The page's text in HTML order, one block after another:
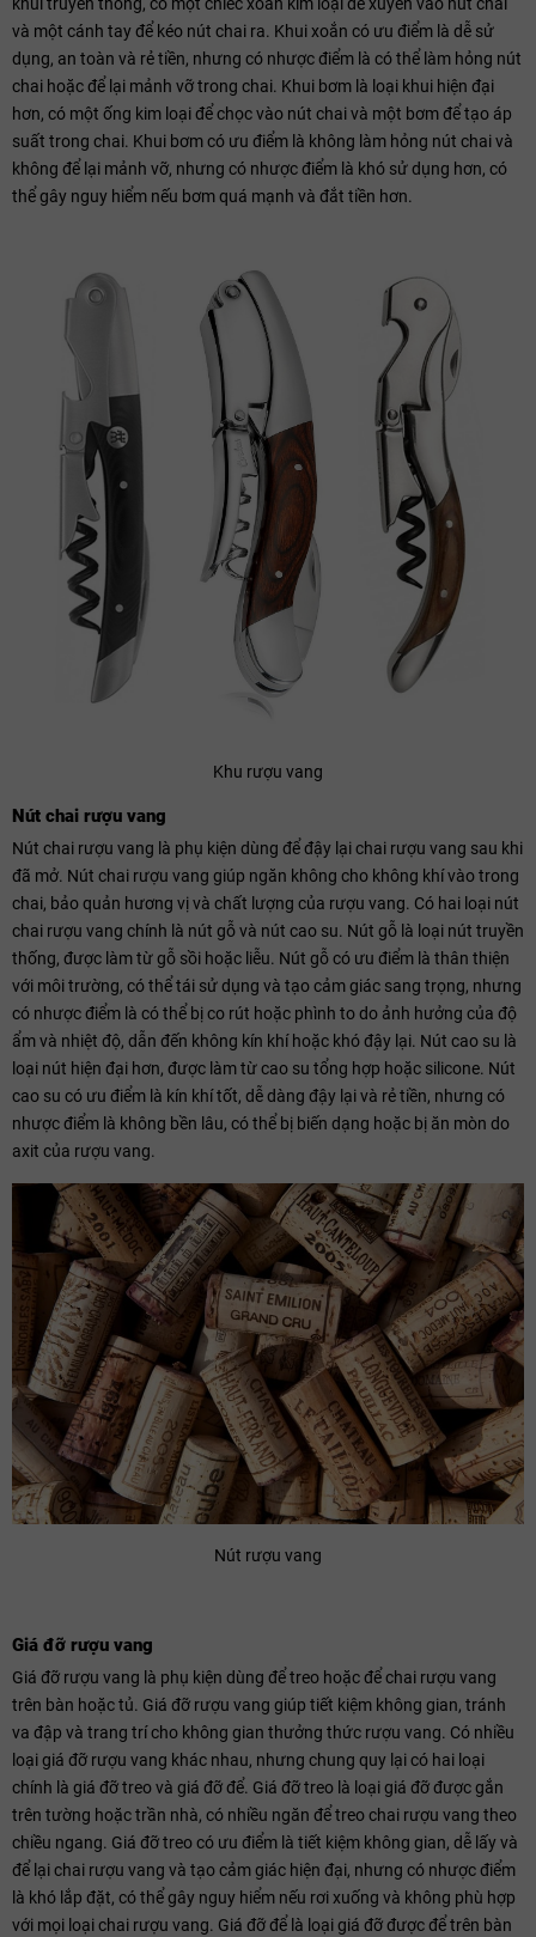
và một cánh tay để kéo nút chai ra. Khui xoắn có ưu điểm là dễ sử
dụng, an toàn và rẻ tiền, nhưng có nhược điểm là có thể làm hỏng nút
chai hoặc để lại mảnh vỡ trong chai. Khui bơm là loại khui hiện đại
hơn, có một ống kim loại để chọc vào nút chai và một bơm để tạo áp
suất trong chai. Khui bơm có ưu điểm là không làm hỏng nút chai và
không để lại mảnh vỡ, nhưng có nhược điểm là khó sử dụng hơn, có
thể gây nguy hiểm nếu bơm quá mạnh và đắt tiền hơn.
Khu rượu vang
Nút chai rượu vang
Nút chai rượu vang là phụ kiện dùng để đậy lại chai rượu vang sau khi
đã mở. Nút chai rượu vang giúp ngăn không cho không khí vào trong
chai, bảo quản hương vị và chất lượng của rượu vang. Có hai loại nút
chai rượu vang chính là nút gỗ và nút cao su. Nút gỗ là loại nút truyền
thống, được làm từ gỗ sồi hoặc liễu. Nút gỗ có ưu điểm là thân thiện
với môi trường, có thể tái sử dụng và tạo cảm giác sang trọng, nhưng
có nhược điểm là có thể bị co rút hoặc phình to do ảnh hưởng của độ
ẩm và nhiệt độ, dẫn đến không kín khí hoặc khó đậy lại. Nút cao su là
loại nút hiện đại hơn, được làm từ cao su tổng hợp hoặc silicone. Nút
cao su có ưu điểm là kín khí tốt, dễ dàng đậy lại và rẻ tiền, nhưng có
nhược điểm là không bền lâu, có thể bị biến dạng hoặc bị ăn mòn do
axit của rượu vang.
Nút rượu vang
Giá đỡ rượu vang
Giá đỡ rượu vang là phụ kiện dùng để treo hoặc để chai rượu vang
trên bàn hoặc tủ. Giá đỡ rượu vang giúp tiết kiệm không gian, tránh
va đập và trang trí cho không gian thưởng thức rượu vang. Có nhiều
loại giá đỡ rượu vang khác nhau, nhưng chung quy lại có hai loại
chính là giá đỡ treo và giá đỡ để. Giá đỡ treo là loại giá đỡ được gắn
trên tường hoặc trần nhà, có nhiều ngăn để treo chai rượu vang theo
chiều ngang. Giá đỡ treo có ưu điểm là tiết kiệm không gian, dễ lấy và
để lại chai rượu vang và tạo cảm giác hiện đại, nhưng có nhược điểm
là khó lắp đặt, có thể gây nguy hiểm nếu rơi xuống và không phù hợp
với mọi loại chai rượu vang. Giá đỡ để là loại giá đỡ được để trên bàn